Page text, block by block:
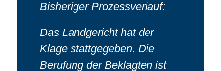
Bisheriger Prozessverlauf:
Das Landgericht hat der
Klage stattgegeben. Die
Berufung der Beklagten ist